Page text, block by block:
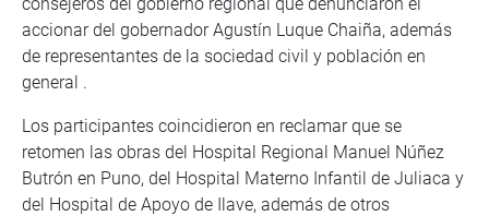
accionar del gobernador Agustín Luque Chaiña, además
de representantes de la sociedad civil y población en
general .
Los participantes coincidieron en reclamar que se
retomen las obras del Hospital Regional Manuel Núñez
Butrón en Puno, del Hospital Materno Infantil de Juliaca y
del Hospital de Apoyo de Ilave, además de otros